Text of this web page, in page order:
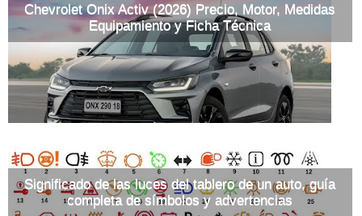
Chevrolet Onix Activ (2026) Precio, Motor, Medidas
Equipamiento y Ficha Técnica
Significado de las luces del tablero de un auto, guía
completa de símbolos y advertencias